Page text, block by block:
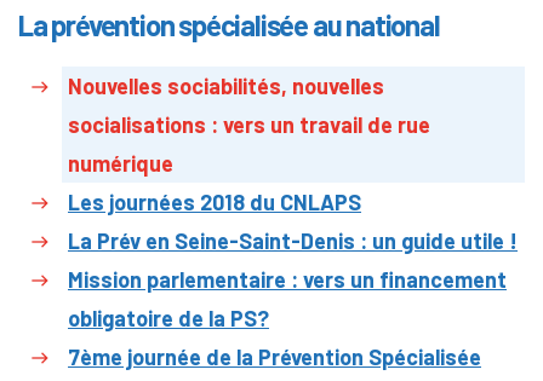
La prévention spécialisée au national
Nouvelles sociabilités, nouvelles
socialisations : vers un travail de rue
numérique
Les journées 2018 du CNLAPS
La Prév en Seine-Saint-Denis : un guide utile !
Mission parlementaire : vers un financement
obligatoire de la PS?
7ème journée de la Prévention Spécialisée